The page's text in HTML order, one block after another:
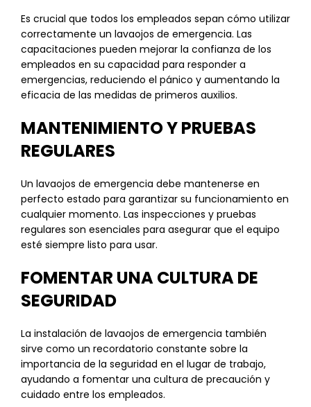
Es crucial que todos los empleados sepan cómo utilizar
correctamente un lavaojos de emergencia. Las
capacitaciones pueden mejorar la confianza de los
empleados en su capacidad para responder a
emergencias, reduciendo el pánico y aumentando la
eficacia de las medidas de primeros auxilios.
MANTENIMIENTO Y PRUEBAS
REGULARES
Un lavaojos de emergencia debe mantenerse en
perfecto estado para garantizar su funcionamiento en
cualquier momento. Las inspecciones y pruebas
regulares son esenciales para asegurar que el equipo
esté siempre listo para usar.
FOMENTAR UNA CULTURA DE
SEGURIDAD
La instalación de lavaojos de emergencia también
sirve como un recordatorio constante sobre la
importancia de la seguridad en el lugar de trabajo,
ayudando a fomentar una cultura de precaución y
cuidado entre los empleados.